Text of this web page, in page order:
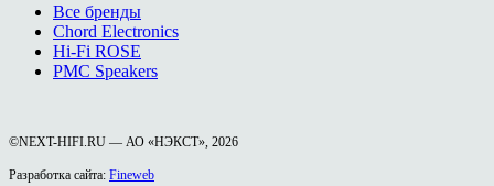
Все бренды
Chord Electronics
Hi-Fi ROSE
PMC Speakers
©NEXT-HIFI.RU — АО «НЭКСТ», 2026
Разработка сайта: Fineweb